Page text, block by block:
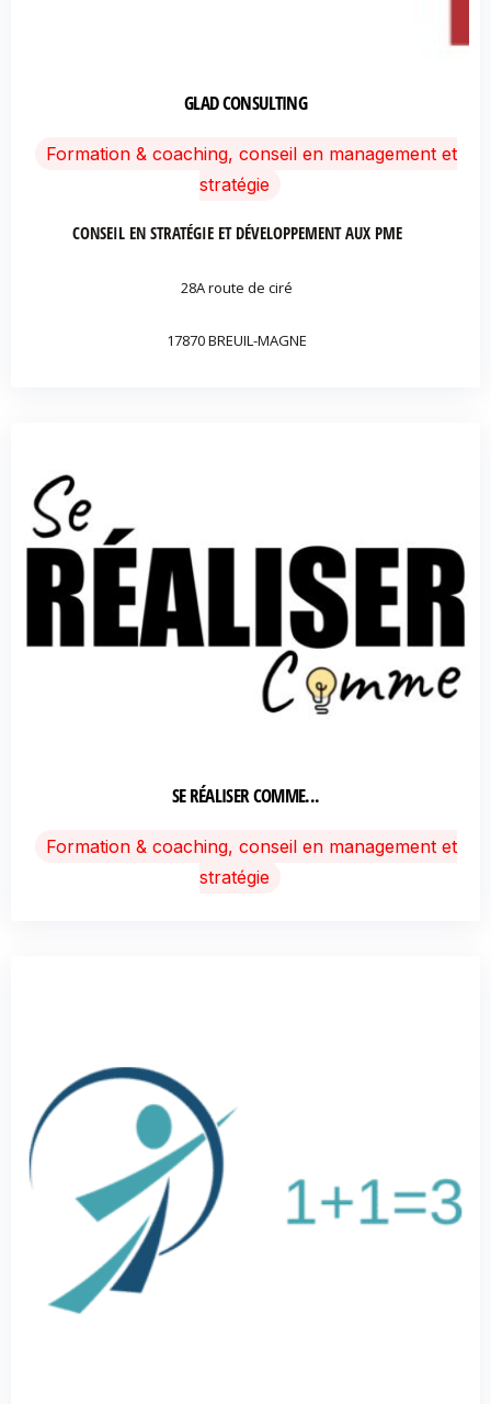
GLAD CONSULTING
Formation & coaching, conseil en management et
stratégie
CONSEIL EN STRATÉGIE ET DÉVELOPPEMENT AUX PME
28A route de ciré
17870 BREUIL-MAGNE
SE RÉALISER COMME...
Formation & coaching, conseil en management et
stratégie